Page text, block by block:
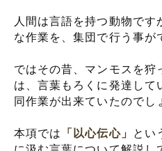
人間は言語を持つ動物です
な作業を、集団で行う事が
ではその昔、マンモスを狩
は、言葉もろくに発達して
同作業が出来ていたのでし
本項では 「以心伝心」
とい